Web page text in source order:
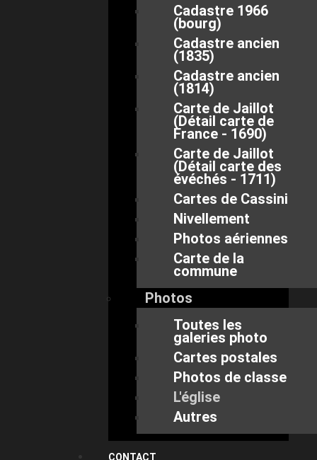
Cadastre 1966
(bourg)
Cadastre ancien
(1835)
Cadastre ancien
(1814)
Carte de Jaillot
(Détail carte de
France - 1690)
Carte de Jaillot
(Détail carte des
évéchés - 1711)
Cartes de Cassini
Nivellement
Photos aériennes
Carte de la
commune
Photos
Toutes les
galeries photo
Cartes postales
Photos de classe
L'église
Autres
CONTACT